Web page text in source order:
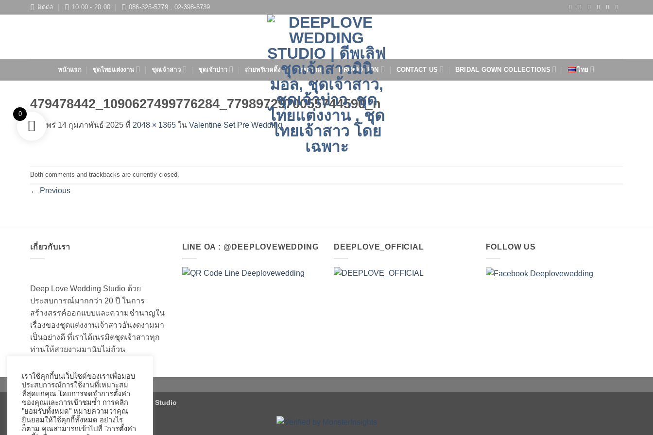
ติดต่อ 10.00 - 20.00 086-325-5779 , 02-398-5739
หน้าแรก ชุดไทยแต่งงาน ชุดเจ้าสาว ชุดเจ้าบ่าว ถ่ายพรีเวดดิ้ง บทความ PROMOTION CONTACT US BRIDAL GOWN COLLECTIONS ไทย
479478442_1090627499776284_7798972970055744590_n
เผยแพร่ 14 กุมภาพันธ์ 2025 ที่ 2048 × 1365 ใน Valentine Set Pre Wedding
Both comments and trackbacks are currently closed.
← Previous
เกี่ยวกับเรา
Deep Love Wedding Studio ด้วย
ประสบการณ์มากกว่า 20 ปี ในการ
สร้างสรรค์ออกแบบและความชำนาญใน
เรื่องของชุดแต่งงานเจ้าสาวอันงดงามมา
เป็นอย่างดี ที่เราได้เนรมิตชุดเจ้าสาวทุก
ท่านให้สวยงามมานับไม่ถ้วน
LINE OA : @DEEPLOVEWEDDING DEEPLOVE_OFFICIAL FOLLOW US
Copyright 2026 ©Deep Love Wedding Studio
เราใช้คุกกี้บนเว็บไซต์ของเราเพื่อมอบ
ประสบการณ์การใช้งานที่เหมาะสม
ที่สุดแก่คุณ โดยการจดจำการตั้งค่า
ของคุณและการเข้าชมซ้ำ การคลิก
"ยอมรับทั้งหมด" หมายความว่าคุณ
ยินยอมให้ใช้คุกกี้ทั้งหมด อย่างไร
ก็ตาม คุณสามารถเข้าไปที่ "การตั้งค่า
0